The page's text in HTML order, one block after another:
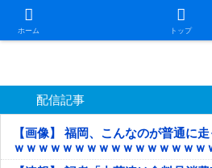
ホーム トップ
日本第一！ニュース録
配信記事
【画像】 福岡、こんなのが普通に
ｗｗｗｗｗｗｗｗｗｗｗｗｗｗｗｗ
ｗｗｗｗｗ